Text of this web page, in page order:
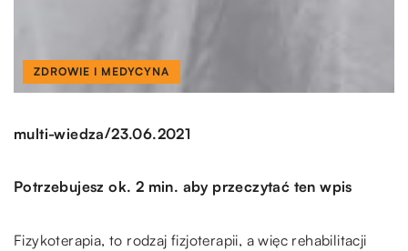
ZDROWIE I MEDYCYNA
multi-wiedza/23.06.2021
Potrzebujesz ok. 2 min. aby przeczytać ten wpis
Fizykoterapia, to rodzaj fizjoterapii, a więc rehabilitacji